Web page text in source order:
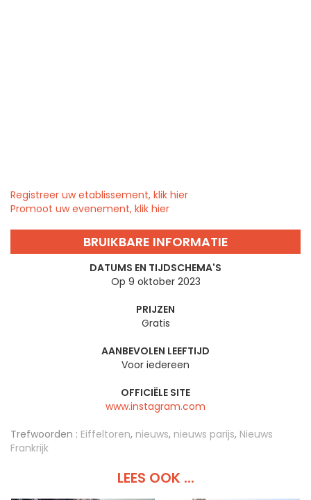
Registreer uw etablissement, klik hier
Promoot uw evenement, klik hier
BRUIKBARE INFORMATIE
DATUMS EN TIJDSCHEMA'S
Op 9 oktober 2023
PRIJZEN
Gratis
AANBEVOLEN LEEFTIJD
Voor iedereen
OFFICIËLE SITE
www.instagram.com
Trefwoorden : Eiffeltoren, nieuws, nieuws parijs, Nieuws
Frankrijk
LEES OOK ...